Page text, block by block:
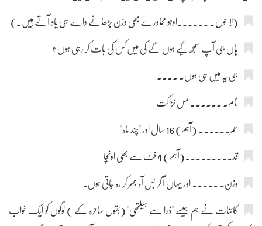
(لا حول۔ ۔۔۔۔۔۔اوہو محاورے بھی وزن بڑھانے والے ہی یاد آتے ہیں۔)
ہاں جی آپ سمجھ گیے ہوں گے کی میں کس کی بات کر رہی ہوں ؟
جی یہ میں ہی ہوں۔ ۔۔۔۔
نام۔ ۔۔۔۔۔۔ مس نزاکت
عمر۔۔۔۔۔۔ (آہم) 16 سال اور "چند ماہ"
قد۔۔۔۔۔۔۔۔۔(آہم) 4 فٹ سے بھی اونچا
وزن۔ ۔۔۔۔۔ اور یہاں آ کر بس آہ بھر کر رہ جاتی ہوں۔
کائنات نے ہم جیسے "ذرا سے ہیلتھی" (بقول ساحرہ کے ) لوگوں کو ایک خواب